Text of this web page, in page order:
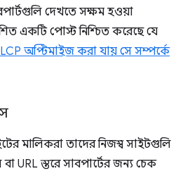
দেখতে সক্ষম হওয়া
একটি পোস্ট নিশ্চিত করেছে যে
অপ্টিমাইজ করা যায় সে সম্পর্কে
মালিকরা তাদের নিজস্ব সাইটগুলি
URL স্তরে সাবপার্টের জন্য চেক